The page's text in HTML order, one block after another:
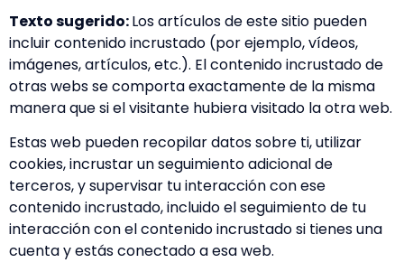
Texto sugerido:Los artículos de este sitio pueden
incluir contenido incrustado (por ejemplo, vídeos,
imágenes, artículos, etc.). El contenido incrustado de
otras webs se comporta exactamente de la misma
manera que si el visitante hubiera visitado la otra web.
Estas web pueden recopilar datos sobre ti, utilizar
cookies, incrustar un seguimiento adicional de
terceros, y supervisar tu interacción con ese
contenido incrustado, incluido el seguimiento de tu
interacción con el contenido incrustado si tienes una
cuenta y estás conectado a esa web.